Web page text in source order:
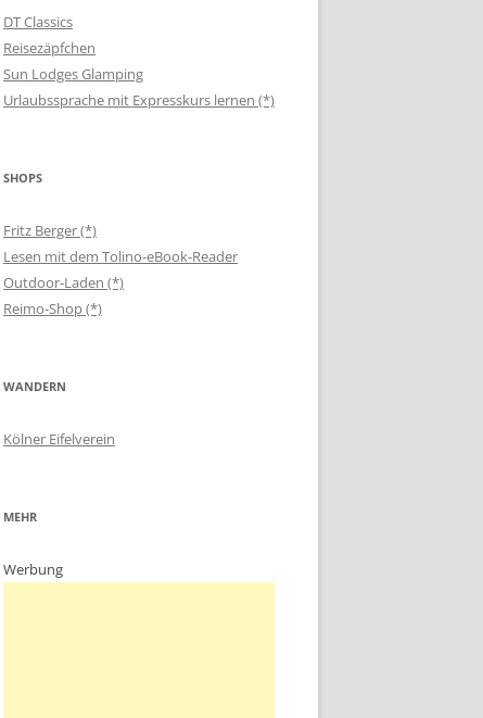
DT Classics
Reisezäpfchen
Sun Lodges Glamping
Urlaubssprache mit Expresskurs lernen (*)
SHOPS
Fritz Berger (*)
Lesen mit dem Tolino-eBook-Reader
Outdoor-Laden (*)
Reimo-Shop (*)
WANDERN
Kölner Eifelverein
MEHR
Werbung